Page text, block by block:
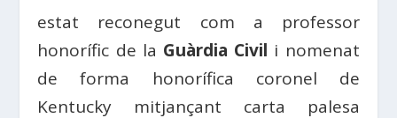
estat reconegut com a professor
honorífic de la Guàrdia Civil i nomenat
de forma honorífica coronel de
Kentucky mitjançant carta palesa